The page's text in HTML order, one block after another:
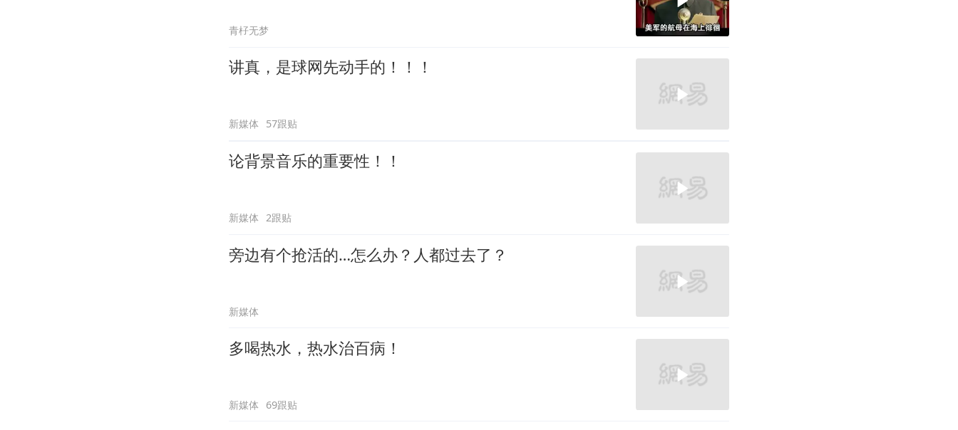
青杍无梦
讲真，是球网先动手的！！！
新媒体 57跟贴
论背景音乐的重要性！！
新媒体 2跟贴
旁边有个抢活的…怎么办？人都过去了？
新媒体
多喝热水，热水治百病！
新媒体 69跟贴